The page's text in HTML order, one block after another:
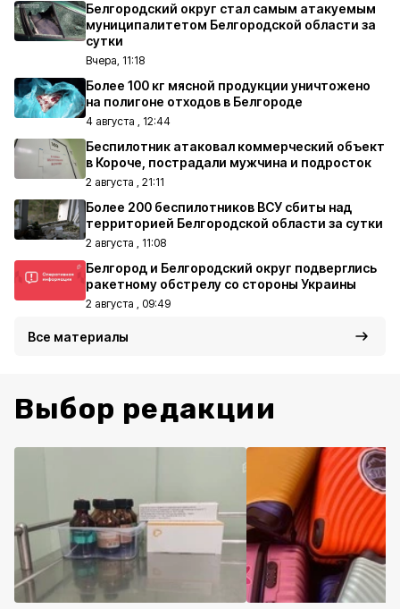
Белгородский округ стал самым атакуемым
муниципалитетом Белгородской области за
сутки
Вчера, 11:18
Более 100 кг мясной продукции уничтожено
на полигоне отходов в Белгороде
4 августа , 12:44
Беспилотник атаковал коммерческий объект
в Короче, пострадали мужчина и подросток
2 августа , 21:11
Более 200 беспилотников ВСУ сбиты над
территорией Белгородской области за сутки
2 августа , 11:08
Белгород и Белгородский округ подверглись
ракетному обстрелу со стороны Украины
2 августа , 09:49
Все материалы
Выбор редакции